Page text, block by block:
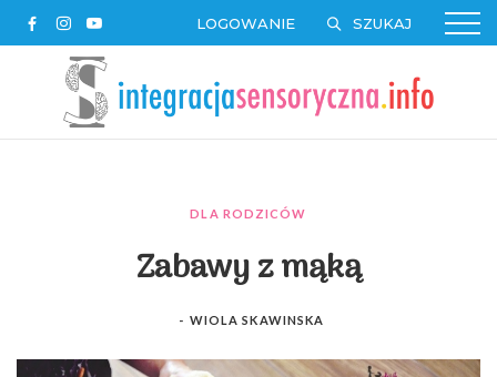
LOGOWANIE
DLA RODZICÓW
Zabawy z mąką
- WIOLA SKAWINSKA